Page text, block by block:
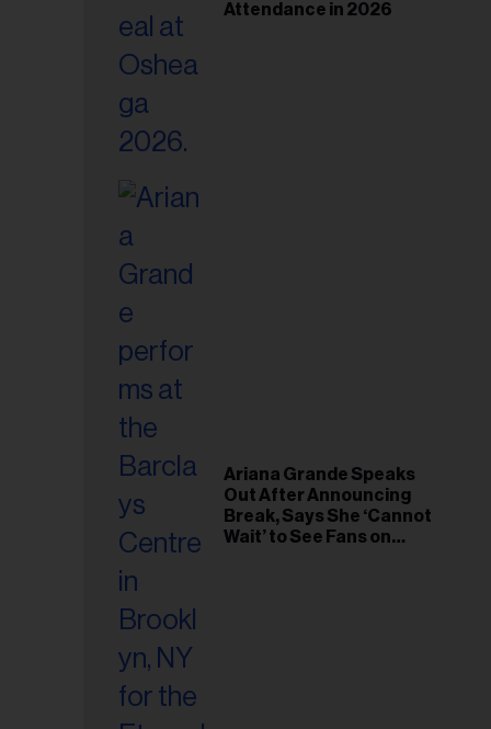
Attendance in 2026
Ariana Grande Speaks
Out After Announcing
Break, Says She ‘Cannot
Wait’ to See Fans on